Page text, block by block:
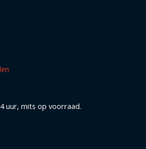
uur, mits op voorraad.